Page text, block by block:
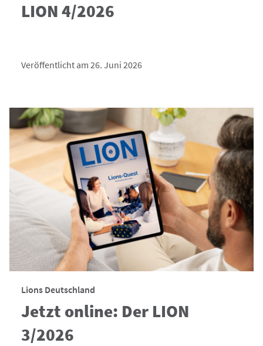
LION 4/2026
Veröffentlicht am 26. Juni 2026
Lions Deutschland
Jetzt online: Der LION
3/2026